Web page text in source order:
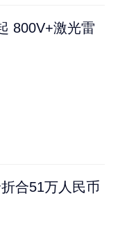
800V+激光雷
合51万人民币